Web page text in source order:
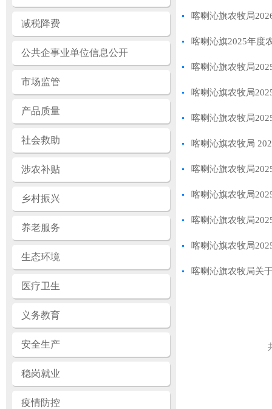
减税降费
公共企事业单位信息公开
市场监管
产品质量
社会救助
涉农补贴
乡村振兴
养老服务
生态环境
医疗卫生
义务教育
安全生产
稳岗就业
疫情防控
喀喇沁旗农牧局
喀喇沁旗2025年度
喀喇沁旗农牧局
喀喇沁旗农牧局
喀喇沁旗农牧局
喀喇沁旗农牧局
喀喇沁旗农牧局
喀喇沁旗农牧局
喀喇沁旗农牧局
喀喇沁旗农牧局
喀喇沁旗农牧局关